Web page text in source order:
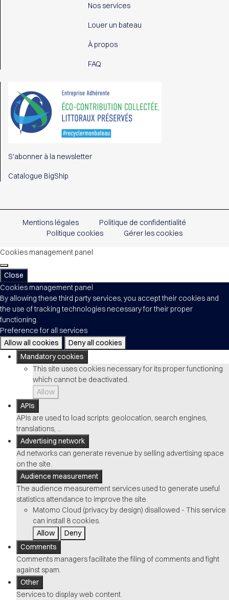
Nos services
Louer un bateau
À propos
FAQ
S'abonner à la newsletter
Catalogue BigShip
Mentions légales
Politique de confidentialité
Politique cookies
Gérer les cookies
Cookies management panel
Close
Cookies management panel
By allowing these third party services, you accept their cookies and
the use of tracking technologies necessary for their proper
functioning.
Preference for all services
Allow all cookies
Deny all cookies
Mandatory cookies
This site uses cookies necessary for its proper functioning
which cannot be deactivated.
Allow
APIs
APIs are used to load scripts: geolocation, search engines,
translations, ...
Advertising network
Ad networks can generate revenue by selling advertising space
on the site.
Audience measurement
The audience measurement services used to generate useful
statistics attendance to improve the site.
Matomo Cloud (privacy by design) disallowed - This service
can install 8 cookies.
Allow
Deny
Comments
Comments managers facilitate the filing of comments and fight
against spam.
Other
Services to display web content.